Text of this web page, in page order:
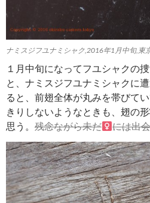
ナミスジフユナミシャク,2016年1月中旬,東
１月中旬になってフユシャクの
と、ナミスジフユナミシャクに
ると、前翅全体が丸みを帯びて
きりしないようなときも、翅の
思う。 残念ながら未だ には出